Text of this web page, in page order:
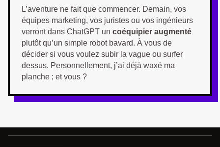
L’aventure ne fait que commencer. Demain, vos
équipes marketing, vos juristes ou vos ingénieurs
verront dans ChatGPT un coéquipier augmenté
plutôt qu’un simple robot bavard. À vous de
décider si vous voulez subir la vague ou surfer
dessus. Personnellement, j’ai déjà waxé ma
planche ; et vous ?